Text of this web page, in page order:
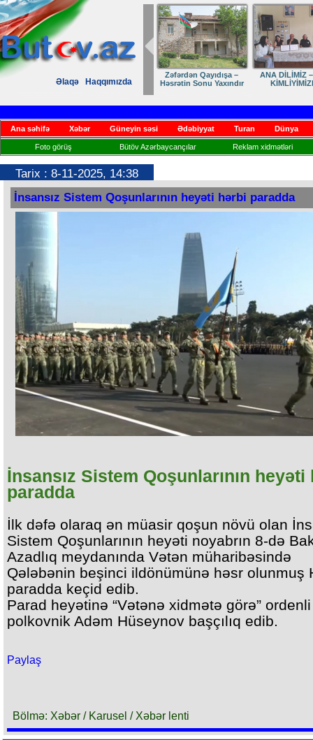
Əlaqə Haqqımızda
Zəfərdən Qayıdışa –
Həsrətin Sonu Yaxındır
ANA DİLİMİZ
Ana səhifə Xəbər Güneyin səsi Ədəbiyyat Turan Dünya
Foto görüş Bütöv Azərbaycançılar Reklam xidmətləri
Tarix : 8-11-2025, 14:38
İnsansız Sistem Qoşunlarının heyəti hərbi paradda
İnsansız Sistem Qoşunlarının heyəti
paradda
İlk dəfə olaraq ən müasir qoşun növü olan
Sistem Qoşunlarının heyəti noyabrın 8-də
Azadlıq meydanında Vətən müharibəsində
Qələbənin beşinci ildönümünə həsr olunmuş
paradda keçid edib.
Parad heyətinə “Vətənə xidmətə görə” ordenli
polkovnik Adəm Hüseynov başçılıq edib.
Paylaş
Bölmə: Xəbər / Karusel / Xəbər lenti